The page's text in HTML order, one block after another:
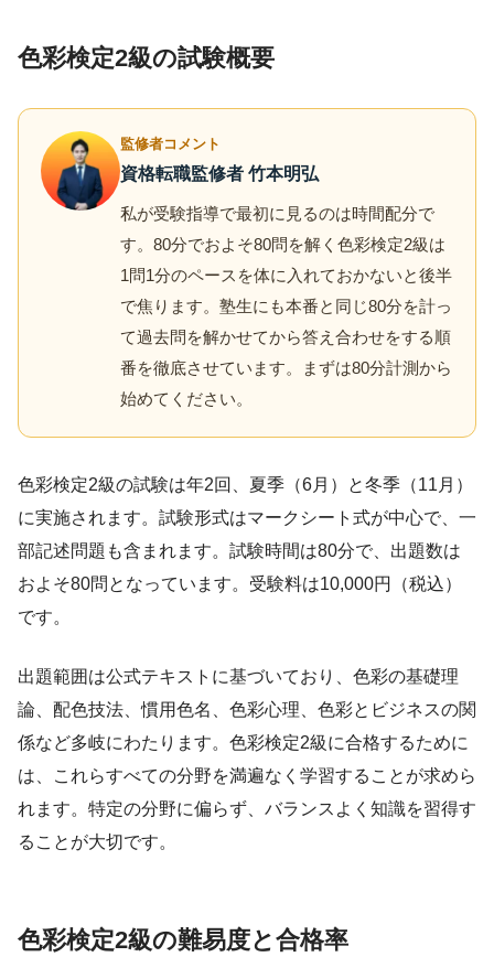
色彩検定2級の試験概要
監修者コメント
資格転職監修者 竹本明弘
私が受験指導で最初に見るのは時間配分で
す。80分でおよそ80問を解く色彩検定2級は
1問1分のペースを体に入れておかないと後半
で焦ります。塾生にも本番と同じ80分を計っ
て過去問を解かせてから答え合わせをする順
番を徹底させています。まずは80分計測から
始めてください。
色彩検定2級の試験は年2回、夏季（6月）と冬季（11月）
に実施されます。試験形式はマークシート式が中心で、一
部記述問題も含まれます。試験時間は80分で、出題数は
およそ80問となっています。受験料は10,000円（税込）
です。
出題範囲は公式テキストに基づいており、色彩の基礎理
論、配色技法、慣用色名、色彩心理、色彩とビジネスの関
係など多岐にわたります。色彩検定2級に合格するために
は、これらすべての分野を満遍なく学習することが求めら
れます。特定の分野に偏らず、バランスよく知識を習得す
ることが大切です。
色彩検定2級の難易度と合格率